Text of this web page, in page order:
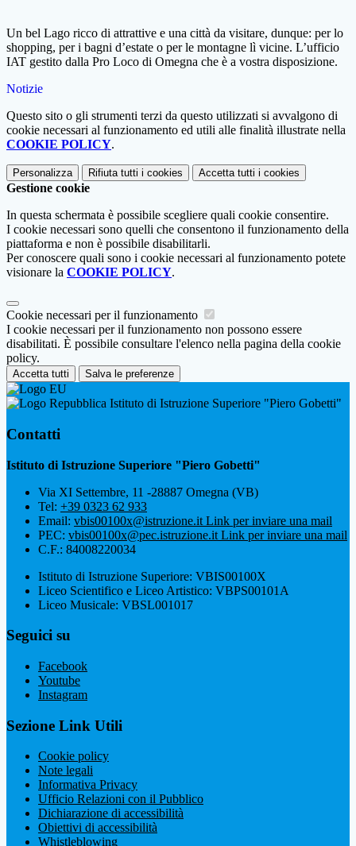
Un bel Lago ricco di attrattive e una città da visitare, dunque: per lo
shopping, per i bagni d’estate o per le montagne lì vicine. L’ufficio
IAT gestito dalla Pro Loco di Omegna che è a vostra disposizione.
Notizie
Questo sito o gli strumenti terzi da questo utilizzati si avvalgono di
cookie necessari al funzionamento ed utili alle finalità illustrate nella
COOKIE POLICY.
Personalizza Rifiuta tutti i cookies Accetta tutti i cookies
Gestione cookie
In questa schermata è possibile scegliere quali cookie consentire.
I cookie necessari sono quelli che consentono il funzionamento della
piattaforma e non è possibile disabilitarli.
Per conoscere quali sono i cookie necessari al funzionamento potete
visionare la COOKIE POLICY.
Cookie necessari per il funzionamento
I cookie necessari per il funzionamento non possono essere
disabilitati. È possibile consultare l'elenco nella pagina della cookie
policy.
Accetta tutti Salva le preferenze
Istituto di Istruzione Superiore "Piero Gobetti"
Contatti
Istituto di Istruzione Superiore "Piero Gobetti"
Via XI Settembre, 11 -28887 Omegna (VB)
Tel: +39 0323 62 933
Email: vbis00100x@istruzione.it Link per inviare una mail
PEC: vbis00100x@pec.istruzione.it Link per inviare una mail
C.F.: 84008220034
Istituto di Istruzione Superiore: VBIS00100X
Liceo Scientifico e Liceo Artistico: VBPS00101A
Liceo Musicale: VBSL001017
Seguici su
Facebook
Youtube
Instagram
Sezione Link Utili
Cookie policy
Note legali
Informativa Privacy
Ufficio Relazioni con il Pubblico
Dichiarazione di accessibilità
Obiettivi di accessibilità
Whistleblowing